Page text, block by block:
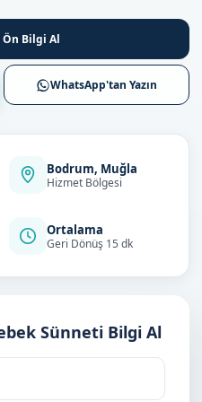
Ön Bilgi Al
WhatsApp'tan Yazın
Bodrum, Muğla
Hizmet Bölgesi
Ortalama
Geri Dönüş 15 dk
Sünneti Bilgi Al